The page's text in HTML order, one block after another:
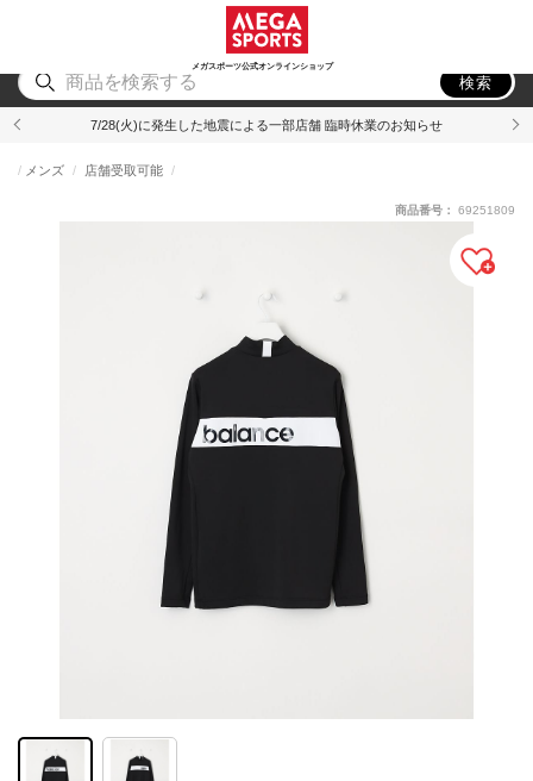
メガスポーツ公式オンラインショップ
アウトドア
検索
7/28(火)に発生した地震による一部店舗 臨時休業のお知らせ
メンズ 店舗受取可能
商品番号： 69251809